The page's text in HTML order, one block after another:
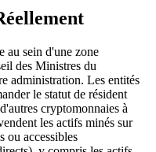
au sein d'une zone
des Ministres du
administration. Les entités
le statut de résident
cryptomonnaies à
les actifs minés sur
ou accessibles